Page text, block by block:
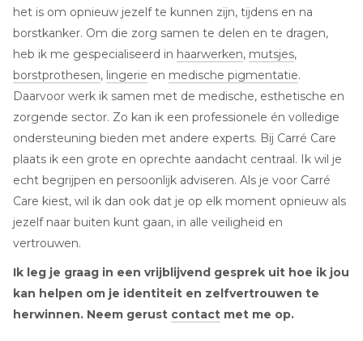
het is om opnieuw jezelf te kunnen zijn, tijdens en na
borstkanker. Om die zorg samen te delen en te dragen,
heb ik me gespecialiseerd in haarwerken, mutsjes,
borstprothesen, lingerie en medische pigmentatie.
Daarvoor werk ik samen met de medische, esthetische en
zorgende sector. Zo kan ik een professionele én volledige
ondersteuning bieden met andere experts. Bij Carré Care
plaats ik een grote en oprechte aandacht centraal. Ik wil je
echt begrijpen en persoonlijk adviseren. Als je voor Carré
Care kiest, wil ik dan ook dat je op elk moment opnieuw als
jezelf naar buiten kunt gaan, in alle veiligheid en
vertrouwen.
Ik leg je graag in een vrijblijvend gesprek uit hoe ik jou
kan helpen om je identiteit en zelfvertrouwen te
herwinnen. Neem gerust contact met me op.